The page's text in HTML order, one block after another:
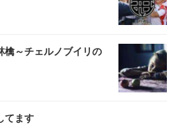
檎～チェルノブイリの
てます